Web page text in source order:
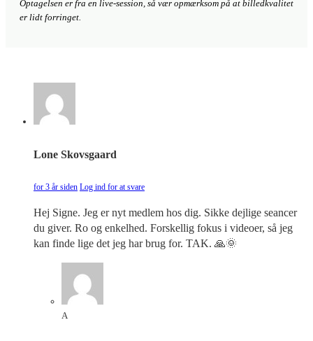
Optagelsen er fra en live-session, så vær opmærksom på at billedkvalitet
er lidt forringet.
Lone Skovsgaard
for 3 år siden Log ind for at svare
Hej Signe. Jeg er nyt medlem hos dig. Sikke dejlige seancer
du giver. Ro og enkelhed. Forskellig fokus i videoer, så jeg
kan finde lige det jeg har brug for. TAK. 🙏🌞
A